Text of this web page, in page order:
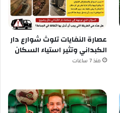
عصارة النفايات تلوث شوارع دار
الكبداني وتثير استياء السكان
منذ 7 ساعات